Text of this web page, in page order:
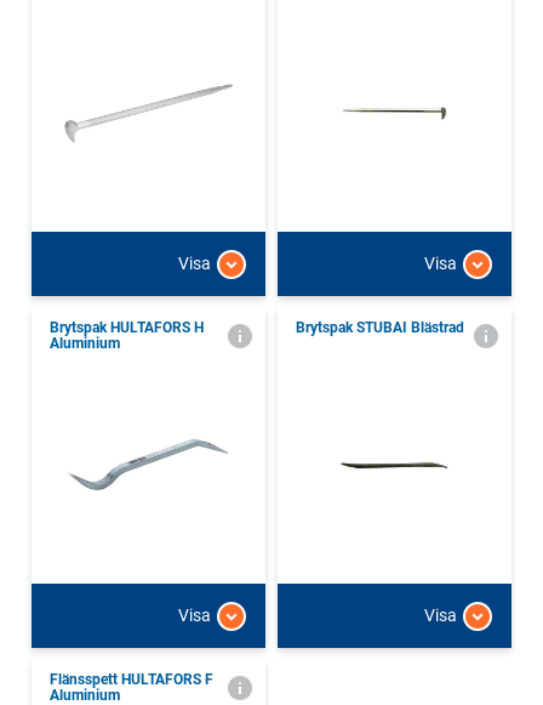
Visa Visa
Brytspak HULTAFORS H
Aluminium
Visa
Brytspak STUBAI Blästrad
Visa
Flänsspett HULTAFORS F
Aluminium